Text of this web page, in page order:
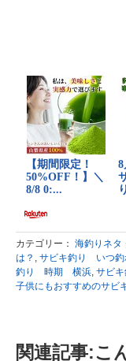
カテゴリー： 海釣りネタ
は？
サビキ釣り いつ釣
釣り 時期 横浜 サビ
子供にもおすすめのサビ
関連記事:こ